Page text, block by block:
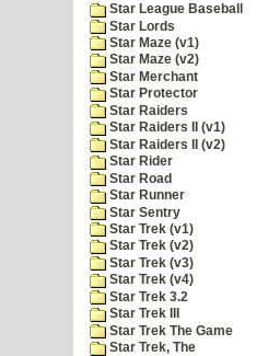
Star League Baseball
Star Lords
Star Maze (v1)
Star Maze (v2)
Star Merchant
Star Protector
Star Raiders
Star Raiders II (v1)
Star Raiders II (v2)
Star Rider
Star Road
Star Runner
Star Sentry
Star Trek (v1)
Star Trek (v2)
Star Trek (v3)
Star Trek (v4)
Star Trek 3.2
Star Trek III
Star Trek The Game
Star Trek, The